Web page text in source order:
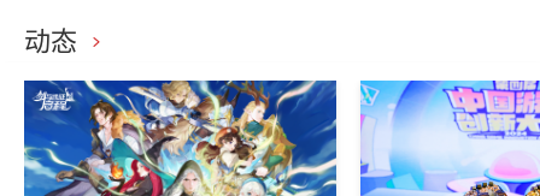
动态